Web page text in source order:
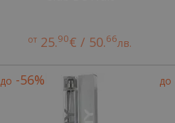
от 25.90€ / 50.66лв.
до -56% до